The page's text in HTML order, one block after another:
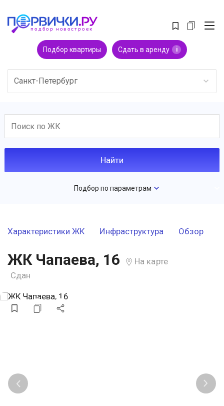
Подбор квартиры Сдать в аренду i
Санкт-Петербург
Подбор по параметрам
Характеристики ЖК Инфраструктура Обзор
ЖК Чапаева, 16
На карте
Сдан